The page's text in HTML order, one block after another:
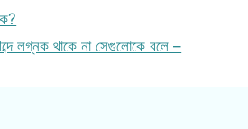
লগ্নক থাকে না সেগুলোকে বলে –